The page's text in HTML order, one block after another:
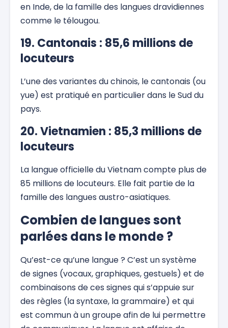
en Inde, de la famille des langues dravidiennes
comme le télougou.
19. Cantonais : 85,6 millions de
locuteurs
L’une des variantes du chinois, le cantonais (ou
yue) est pratiqué en particulier dans le Sud du
pays.
20. Vietnamien : 85,3 millions de
locuteurs
La langue officielle du Vietnam compte plus de
85 millions de locuteurs. Elle fait partie de la
famille des langues austro-asiatiques.
Combien de langues sont
parlées dans le monde ?
Qu’est-ce qu’une langue ? C’est un système
de signes (vocaux, graphiques, gestuels) et de
combinaisons de ces signes qui s’appuie sur
des règles (la syntaxe, la grammaire) et qui
est commun à un groupe afin de lui permettre